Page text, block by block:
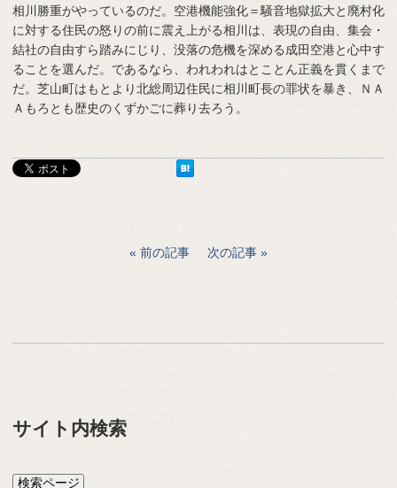
相川勝重がやっているのだ。空港機能強化＝騒音地獄拡大と廃村化
に対する住民の怒りの前に震え上がる相川は、表現の自由、集会・
結社の自由すら踏みにじり、没落の危機を深める成田空港と心中す
ることを選んだ。であるなら、われわれはとことん正義を貫くまで
だ。芝山町はもとより北総周辺住民に相川町長の罪状を暴き、ＮＡ
Ａもろとも歴史のくずかごに葬り去ろう。
前の記事 次の記事
サイト内検索